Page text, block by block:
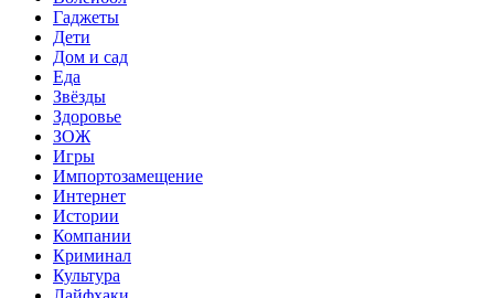
Гаджеты
Дети
Дом и сад
Еда
Звёзды
Здоровье
ЗОЖ
Игры
Импортозамещение
Интернет
Истории
Компании
Криминал
Культура